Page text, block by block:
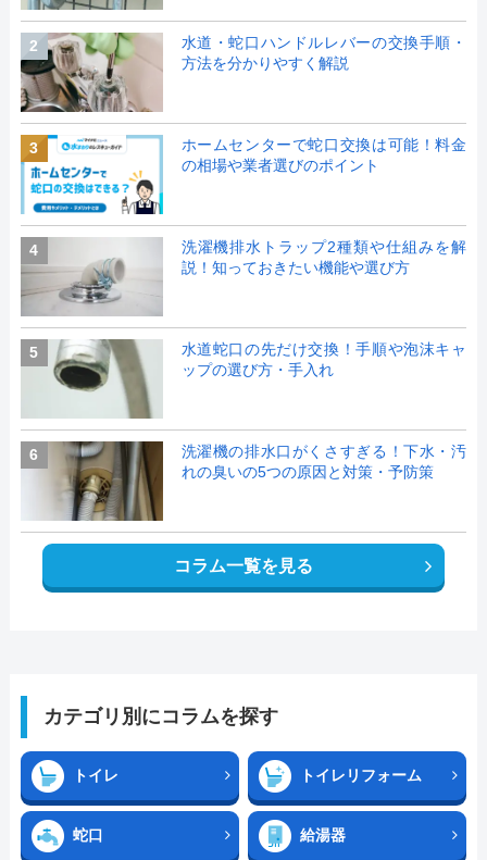
2
水道・蛇口ハンドルレバーの交換手順・
方法を分かりやすく解説
3
ホームセンターで蛇口交換は可能！料金
の相場や業者選びのポイント
4
洗濯機排水トラップ2種類や仕組みを解
説！知っておきたい機能や選び方
5
水道蛇口の先だけ交換！手順や泡沫キャ
ップの選び方・手入れ
6
洗濯機の排水口がくさすぎる！下水・汚
れの臭いの5つの原因と対策・予防策
コラム一覧を見る
カテゴリ別にコラムを探す
トイレ トイレリフォーム
蛇口 給湯器